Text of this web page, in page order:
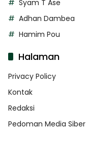
Syam T Ase
Adhan Dambea
Hamim Pou
Halaman
Privacy Policy
Kontak
Redaksi
Pedoman Media Siber